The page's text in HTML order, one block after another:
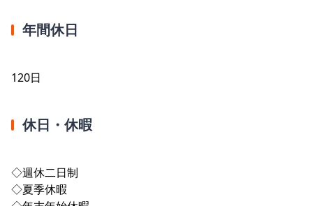
年間休日
120日
休日・休暇
◇週休二日制
◇夏季休暇